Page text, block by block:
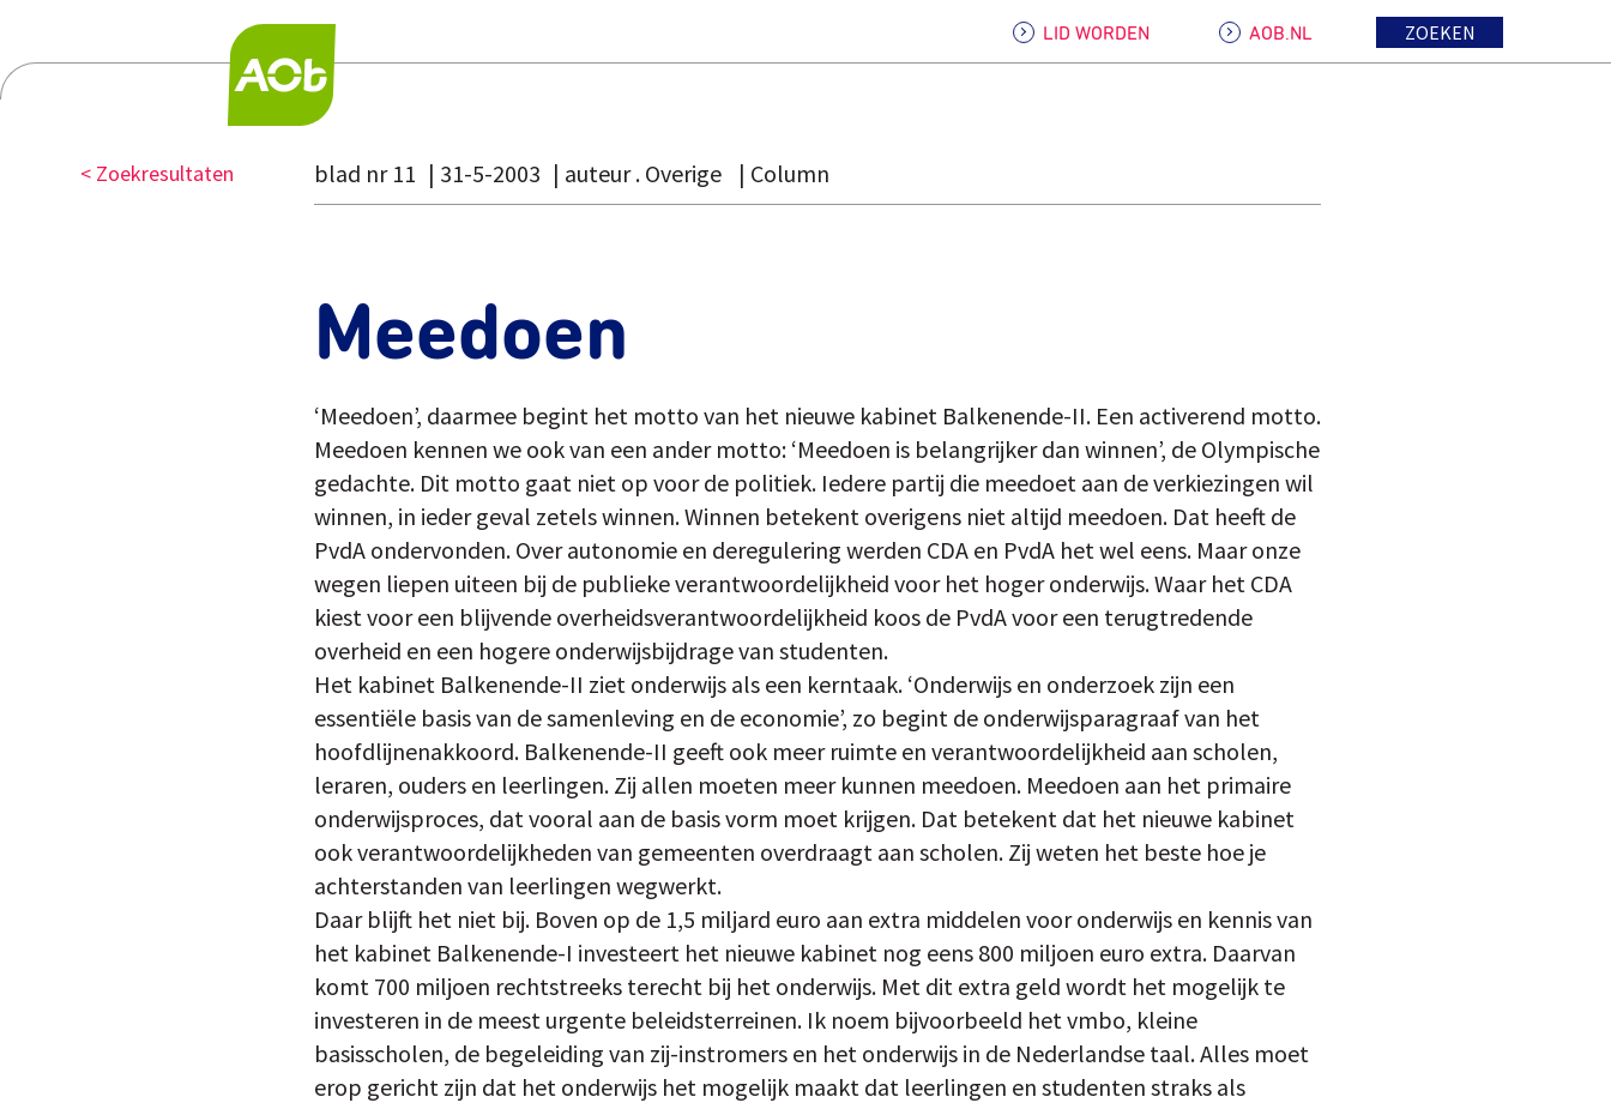
LID WORDEN AOB.NL ZOEKEN
< Zoekresultaten blad nr 11 31-5-2003 auteur . Overige Column
Meedoen
‘Meedoen’, daarmee begint het motto van het nieuwe kabinet Balkenende-II. Een activerend motto.
Meedoen kennen we ook van een ander motto: ‘Meedoen is belangrijker dan winnen’, de Olympische
gedachte. Dit motto gaat niet op voor de politiek. Iedere partij die meedoet aan de verkiezingen wil
winnen, in ieder geval zetels winnen. Winnen betekent overigens niet altijd meedoen. Dat heeft de
PvdA ondervonden. Over autonomie en deregulering werden CDA en PvdA het wel eens. Maar onze
wegen liepen uiteen bij de publieke verantwoordelijkheid voor het hoger onderwijs. Waar het CDA
kiest voor een blijvende overheidsverantwoordelijkheid koos de PvdA voor een terugtredende
overheid en een hogere onderwijsbijdrage van studenten.
Het kabinet Balkenende-II ziet onderwijs als een kerntaak. ‘Onderwijs en onderzoek zijn een
essentiële basis van de samenleving en de economie’, zo begint de onderwijsparagraaf van het
hoofdlijnenakkoord. Balkenende-II geeft ook meer ruimte en verantwoordelijkheid aan scholen,
leraren, ouders en leerlingen. Zij allen moeten meer kunnen meedoen. Meedoen aan het primaire
onderwijsproces, dat vooral aan de basis vorm moet krijgen. Dat betekent dat het nieuwe kabinet
ook verantwoordelijkheden van gemeenten overdraagt aan scholen. Zij weten het beste hoe je
achterstanden van leerlingen wegwerkt.
Daar blijft het niet bij. Boven op de 1,5 miljard euro aan extra middelen voor onderwijs en kennis van
het kabinet Balkenende-I investeert het nieuwe kabinet nog eens 800 miljoen euro extra. Daarvan
komt 700 miljoen rechtstreeks terecht bij het onderwijs. Met dit extra geld wordt het mogelijk te
investeren in de meest urgente beleidsterreinen. Ik noem bijvoorbeeld het vmbo, kleine
basisscholen, de begeleiding van zij-instromers en het onderwijs in de Nederlandse taal. Alles moet
erop gericht zijn dat het onderwijs het mogelijk maakt dat leerlingen en studenten straks als